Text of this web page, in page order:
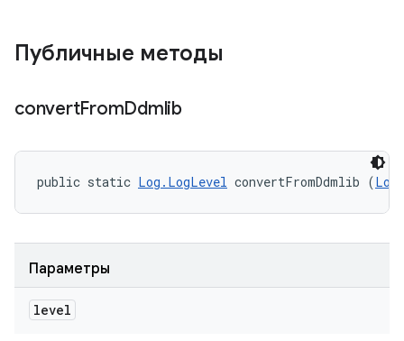
Публичные методы
convertFromDdmlib
public static Log.LogLevel convertFromDdmlib (
Параметры
level